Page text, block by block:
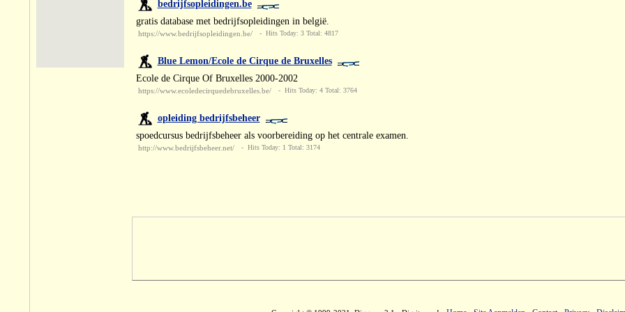
bedrijfsopleidingen.be
gratis database met bedrijfsopleidingen in belgië.
https://www.bedrijfsopleidingen.be/ - Hits Today: 3 Total: 4817
Blue Lemon/Ecole de Cirque de Bruxelles
Ecole de Cirque Of Bruxelles 2000-2002
https://www.ecoledecirquedebruxelles.be/ - Hits Today: 4 Total: 3764
opleiding bedrijfsbeheer
spoedcursus bedrijfsbeheer als voorbereiding op het centrale examen.
http://www.bedrijfsbeheer.net/ - Hits Today: 1 Total: 3174